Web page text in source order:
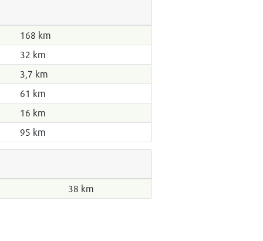
168 km
32 km
3,7 km
61 km
16 km
95 km
38 km